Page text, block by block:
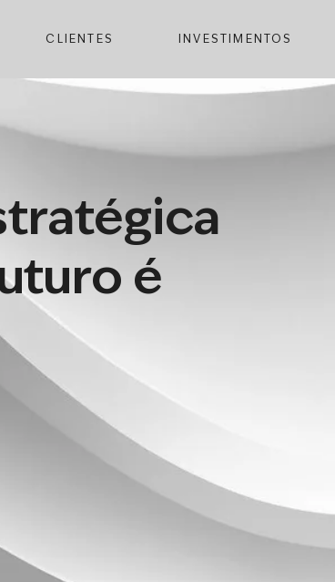
CLIENTES INVESTIMENTOS
é